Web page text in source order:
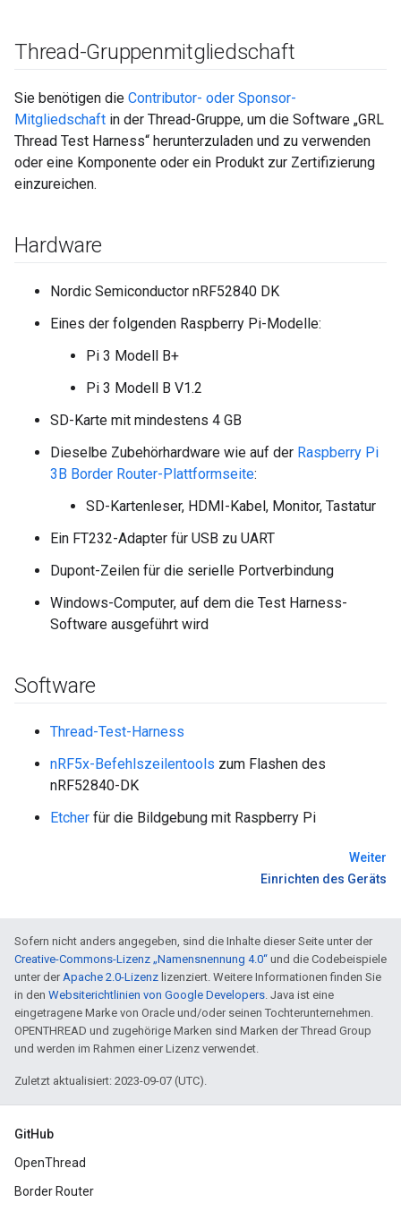
Thread-Gruppenmitgliedschaft
Sie benötigen die Contributor- oder Sponsor-
Mitgliedschaft in der Thread-Gruppe, um die Software „GRL
Thread Test Harness“ herunterzuladen und zu verwenden
oder eine Komponente oder ein Produkt zur Zertifizierung
einzureichen.
Hardware
Nordic Semiconductor nRF52840 DK
Eines der folgenden Raspberry Pi-Modelle:
Pi 3 Modell B+
Pi 3 Modell B V1.2
SD-Karte mit mindestens 4 GB
Dieselbe Zubehörhardware wie auf der Raspberry Pi
3B Border Router-Plattformseite:
SD-Kartenleser, HDMI-Kabel, Monitor, Tastatur
Ein FT232-Adapter für USB zu UART
Dupont-Zeilen für die serielle Portverbindung
Windows-Computer, auf dem die Test Harness-
Software ausgeführt wird
Software
Thread-Test-Harness
nRF5x-Befehlszeilentools zum Flashen des
nRF52840-DK
Etcher für die Bildgebung mit Raspberry Pi
Weiter
Einrichten des Geräts
Sofern nicht anders angegeben, sind die Inhalte dieser Seite unter der
Creative-Commons-Lizenz „Namensnennung 4.0“ und die Codebeispiele
unter derApache 2.0-Lizenz lizenziert. Weitere Informationen finden Sie
in den Websiterichtlinien von Google Developers. Java ist eine
eingetragene Marke von Oracle und/oder seinen Tochterunternehmen.
OPENTHREAD und zugehörige Marken sind Marken der Thread Group
und werden im Rahmen einer Lizenz verwendet.
Zuletzt aktualisiert: 2023-09-07 (UTC).
GitHub
OpenThread
Border Router